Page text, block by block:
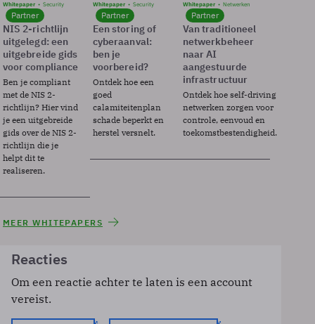
Whitepaper Security
Partner
NIS 2-richtlijn
uitgelegd: een
uitgebreide gids
voor compliance
Ben je compliant
met de NIS 2-
richtlijn? Hier vind
je een uitgebreide
gids over de NIS 2-
richtlijn die je
helpt dit te
realiseren.
Whitepaper Security
Partner
Een storing of
cyberaanval:
ben je
voorbereid?
Ontdek hoe een
goed
calamiteitenplan
schade beperkt en
herstel versnelt.
Whitepaper Netwerken
Partner
Van traditioneel
netwerkbeheer
naar AI
aangestuurde
infrastructuur
Ontdek hoe self-driving
netwerken zorgen voor
controle, eenvoud en
toekomstbestendigheid.
MEER WHITEPAPERS
Reacties
Om een reactie achter te laten is een account
vereist.